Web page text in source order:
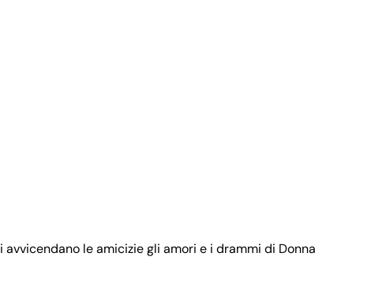
le amicizie gli amori e i drammi di Donna